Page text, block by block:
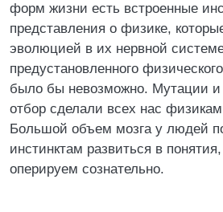
форм жизни есть встроенные
представления о физике,
эволюцией в их нервной
предустановленного
было бы невозможно. Мутации и
отбор сделали всех нас
Большой объем мозга у людей
инстинктам развиться в
оперируем сознательно.